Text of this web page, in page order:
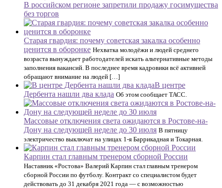
В российском регионе запретили продажу госимущества
без торгов
Старая гвардия: почему советская закалка особенно
ценится в оборонке Нехватка молодёжи и людей среднего
возраста вынуждает работодателей искать альтернативные методы
заполнения вакансий. В последнее время кадровики всё активней
обращают внимание на людей […]
В центре
Дербента нашли два клада Об этом сообщает ТАСС.
Массовые отключения света ожидаются в Ростове-на-
Дону на следующей неделе до 30 июля В пятницу
электричество выключат на улицах 1-я Баррикадная и Токарная.
Карпин стал главным тренером сборной России
Наставник «Ростова» Валерий Карпин стал главным тренером
сборной России по футболу. Контракт со специалистом будет
действовать до 31 декабря 2021 года — с возможностью